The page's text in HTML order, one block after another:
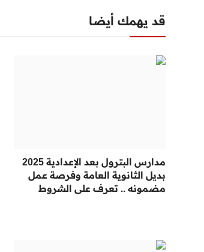
قد يهمك أيضا
مدارس البترول بعد الإعدادية 2025
بديل الثانوية العامة وفرصة عمل
مضمونه .. تعرف على الشروط